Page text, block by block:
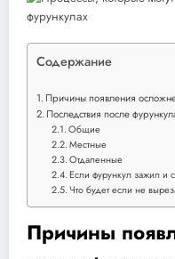
Содержание
Причины появления
Последствия после
Общие
Местные
Отдаленные
Если фурункул зажил и
Что будет если не
Причины